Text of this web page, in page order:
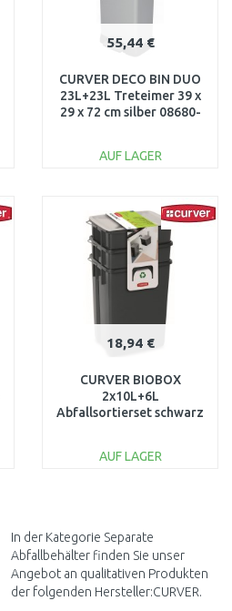
55,44 €
CURVER DECO BIN DUO
23L+23L Treteimer 39 x
29 x 72 cm silber 08680-
AUF LAGER
Vergleichen
18,94 €
CURVER BIOBOX
2x10L+6L
Abfallsortierset schwarz
AUF LAGER
Vergleichen
In der Kategorie Separate
Abfallbehälter finden Sie unser
Angebot an qualitativen Produkten
der folgenden Hersteller:CURVER.